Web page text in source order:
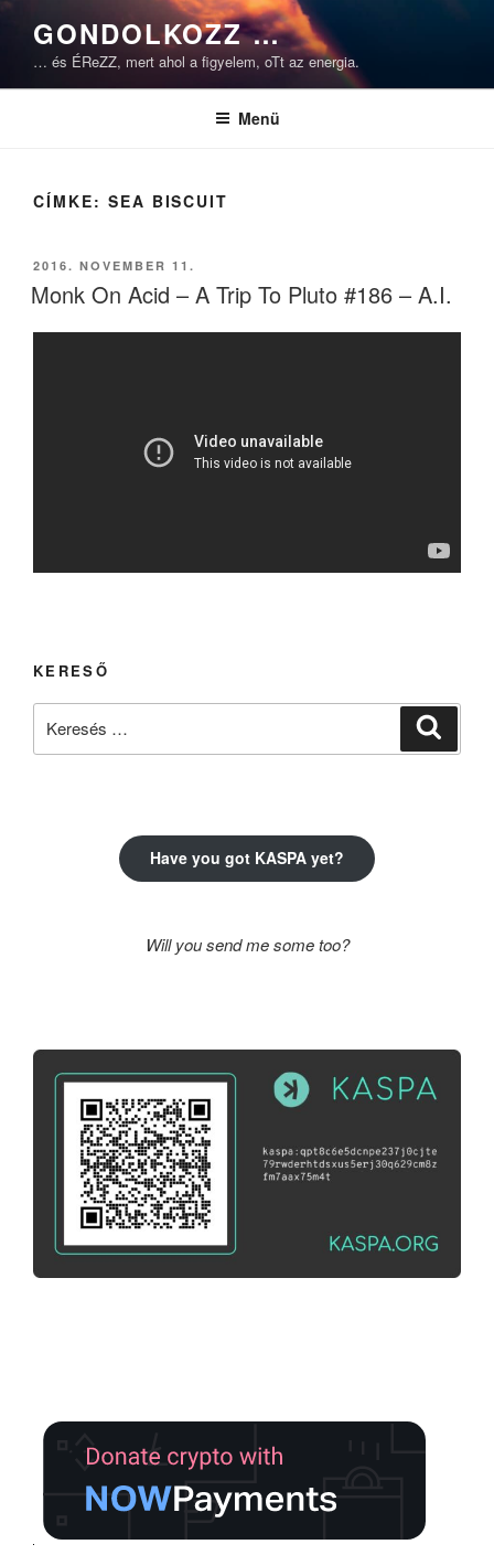
Tartalomhoz
GONDOLKOZZ …
… és ÉReZZ, mert ahol a figyelem, oTt az energia.
Menü
CÍMKE: SEA BISCUIT
BEKÜLDVE:
2016. NOVEMBER 11.
Monk On Acid – A Trip To Pluto #186 – A.I.
KERESŐ
Have you got KASPA yet?
Will you send me some too?